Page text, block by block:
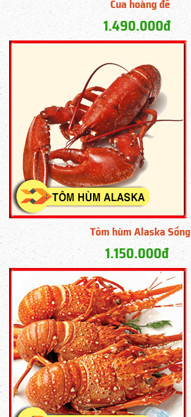
Cua hoàng đế
1.490.000đ
Tôm hùm Alaska Sống
1.150.000đ